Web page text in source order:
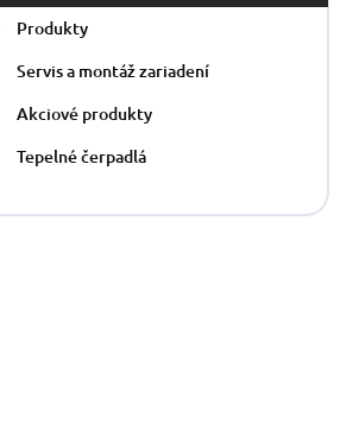
Produkty
Servis a montáž zariadení
Akciové produkty
Tepelné čerpadlá